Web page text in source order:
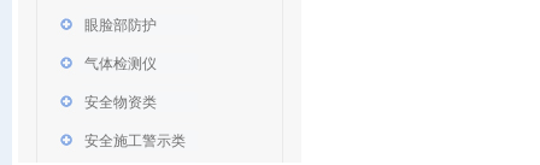
眼脸部防护
气体检测仪
安全物资类
安全施工警示类